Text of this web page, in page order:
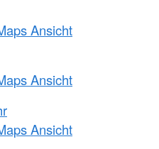
Ansicht
Ansicht
Ansicht